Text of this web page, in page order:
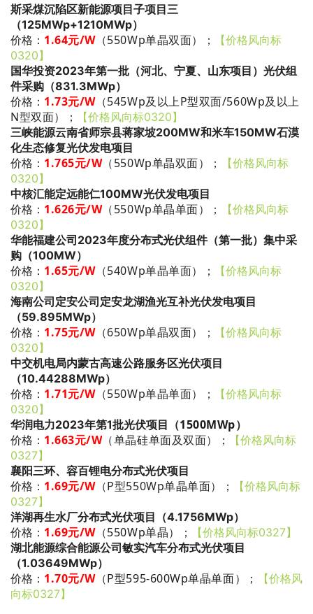
斯采煤沉陷区新能源项目子项目三
（125MWp+1210MWp）
价格： 1.64元/W（550Wp单晶双面） ；
【价格风向标
0320】
国华投资2023年第一批（河北、宁夏、山东项目）光伏组
件采购（831.3MWp）
价格： 1.73元/W（545Wp及以上P型双面/560Wp及以上
N型双面）
；
【价格风向标0320】
三峡能源云南省师宗县蒋家坡200MW和米车150MW石漠
化生态修复光伏发电项目
价格： 1.765元/W （550Wp单晶双面） ；
【价格风向标
0320】
中核汇能定远能仁100MW光伏发电项目
价格： 1.626元/W （550Wp单晶单面） ；
【价格风向标
0320】
华能福建公司2023年度分布式光伏组件（第一批）集中采
购（100MW）
价格： 1.65元/W（540Wp单晶单面） ；
【价格风向标
0320】
海南公司定安公司定安龙湖渔光互补光伏发电项目
（59.895MWp）
价格： 1.75元/W（650Wp单晶双面） ；
【价格风向标
0320】
中交机电局内蒙古高速公路服务区光伏项目
（10.44288MWp）
价格： 1.71元/W（550Wp单晶单面） ；
【价格风向标
0320】
华润电力2023年第1批光伏项目（1500MWp）
价格： 1.663元/W （单晶硅单面及双面） ；
【价格风向标
0327】
襄阳三环、容百锂电分布式光伏项目
价格： 1.69元/W（P型550Wp单晶单面） ；
【价格风向标
0327】
洋湖再生水厂分布式光伏项目（4.1756MWp）
价格： 1.69元/W（550Wp单晶） ；
【价格风向标0327】
湖北能源综合能源公司敏实汽车分布式光伏项目
（1.03649MWp）
价格： 1.70元/W（P型595-600Wp单晶单面） ；
【价格风
向标0327】